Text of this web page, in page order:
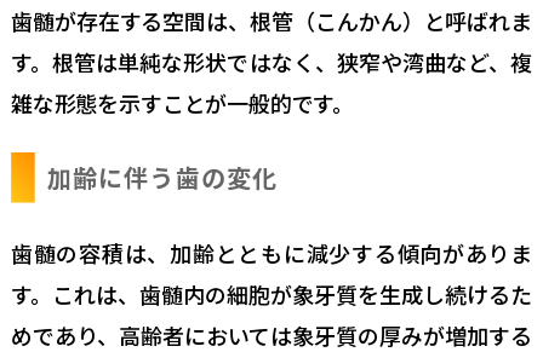
歯髄が存在する空間は、根管（こんかん）と呼ばれま
す。根管は単純な形状ではなく、狭窄や湾曲など、複
雑な形態を示すことが一般的です。
加齢に伴う歯の変化
歯髄の容積は、加齢とともに減少する傾向がありま
す。これは、歯髄内の細胞が象牙質を生成し続けるた
めであり、高齢者においては象牙質の厚みが増加する